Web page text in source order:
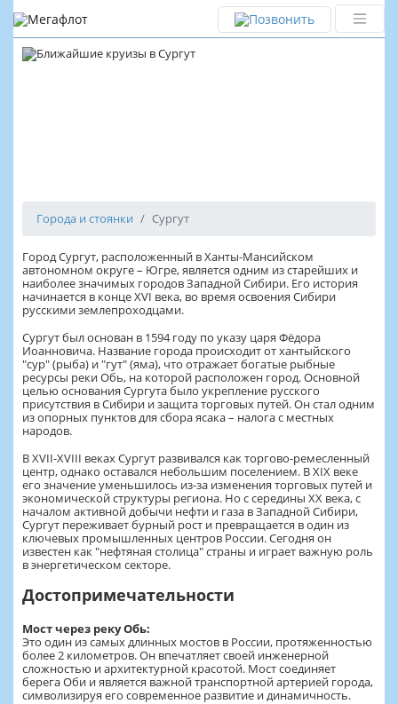
Города и стоянки Сургут
Город Сургут, расположенный в Ханты-Мансийском
автономном округе – Югре, является одним из старейших и
наиболее значимых городов Западной Сибири. Его история
начинается в конце XVI века, во время освоения Сибири
русскими землепроходцами.
Сургут был основан в 1594 году по указу царя Фёдора
Иоанновича. Название города происходит от хантыйского
"сур" (рыба) и "гут" (яма), что отражает богатые рыбные
ресурсы реки Обь, на которой расположен город. Основной
целью основания Сургута было укрепление русского
присутствия в Сибири и защита торговых путей. Он стал одним
из опорных пунктов для сбора ясака – налога с местных
народов.
В XVII-XVIII веках Сургут развивался как торгово-ремесленный
центр, однако оставался небольшим поселением. В XIX веке
его значение уменьшилось из-за изменения торговых путей и
экономической структуры региона. Но с середины XX века, с
началом активной добычи нефти и газа в Западной Сибири,
Сургут переживает бурный рост и превращается в один из
ключевых промышленных центров России. Сегодня он
известен как "нефтяная столица" страны и играет важную роль
в энергетическом секторе.
Достопримечательности
Мост через реку Обь:
Это один из самых длинных мостов в России, протяженностью
более 2 километров. Он впечатляет своей инженерной
сложностью и архитектурной красотой. Мост соединяет
берега Оби и является важной транспортной артерией города,
символизируя его современное развитие и динамичность.